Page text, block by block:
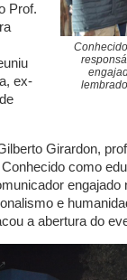
Prof.
ex-
Girardon,
como
e
a abertura do